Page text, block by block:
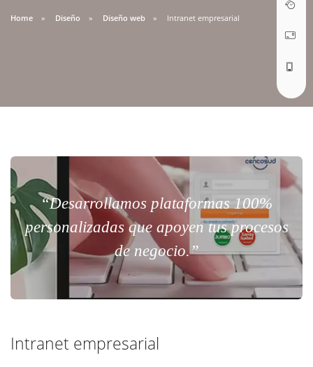
Home Diseño Diseño web Intranet empresarial
“Desarrollamos plataformas 100%
personalizadas que apoyen tus procesos
de negocio.”
Intranet empresarial
ABRIR TICKET